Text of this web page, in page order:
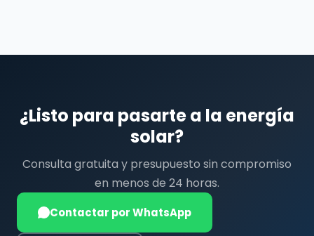
¿Listo para pasarte a la energía
solar?
Consulta gratuita y presupuesto sin compromiso
en menos de 24 horas.
Contactar por WhatsApp